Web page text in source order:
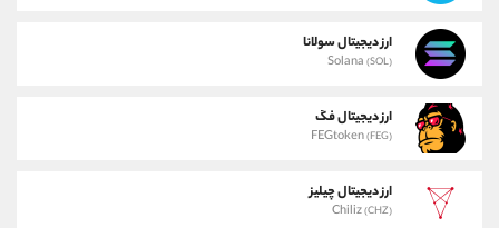
ارز دیجیتال سولانا
Solana (SOL)
ارز دیجیتال فگ
FEGtoken(FEG)
ارز دیجیتال چیلیز
Chiliz(CHZ)